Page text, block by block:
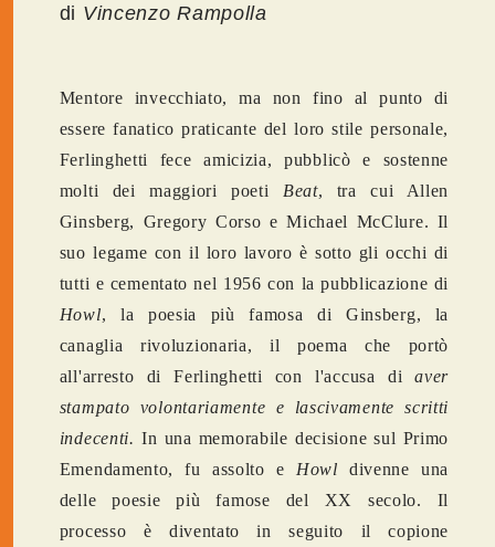
di Vincenzo Rampolla
Mentore invecchiato, ma non fino al punto di
essere fanatico praticante del loro stile personale,
Ferlinghetti fece amicizia, pubblicò e sostenne
molti dei maggiori poeti Beat, tra cui Allen
Ginsberg, Gregory Corso e Michael McClure. Il
suo legame con il loro lavoro è sotto gli occhi di
tutti e cementato nel 1956 con la pubblicazione di
Howl, la poesia più famosa di Ginsberg, la
canaglia rivoluzionaria, il poema che portò
all'arresto di Ferlinghetti con l'accusa diaver
stampato volontariamente e lascivamente scritti
indecenti. In una memorabile decisione sul Primo
Emendamento, fu assolto e Howl divenne una
delle poesie più famose del XX secolo. Il
processo è diventato in seguito il copione